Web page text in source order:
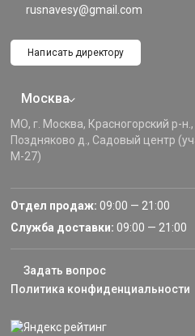
rusnavesy@gmail.com
Написать директору
Москва
МО, г. Москва, Красногорский р-н.,
Поздняково д., Садовый центр
М-27)
Отдел продаж: 09:00 — 21:00
Служба доставки: 09:00 — 21:00
Задать вопрос
Политика конфиденциальности